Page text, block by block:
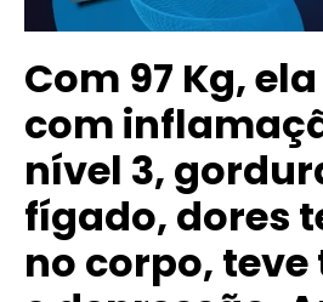
Com 97 Kg,
com
nível 3,
fígado, dores
no corpo,